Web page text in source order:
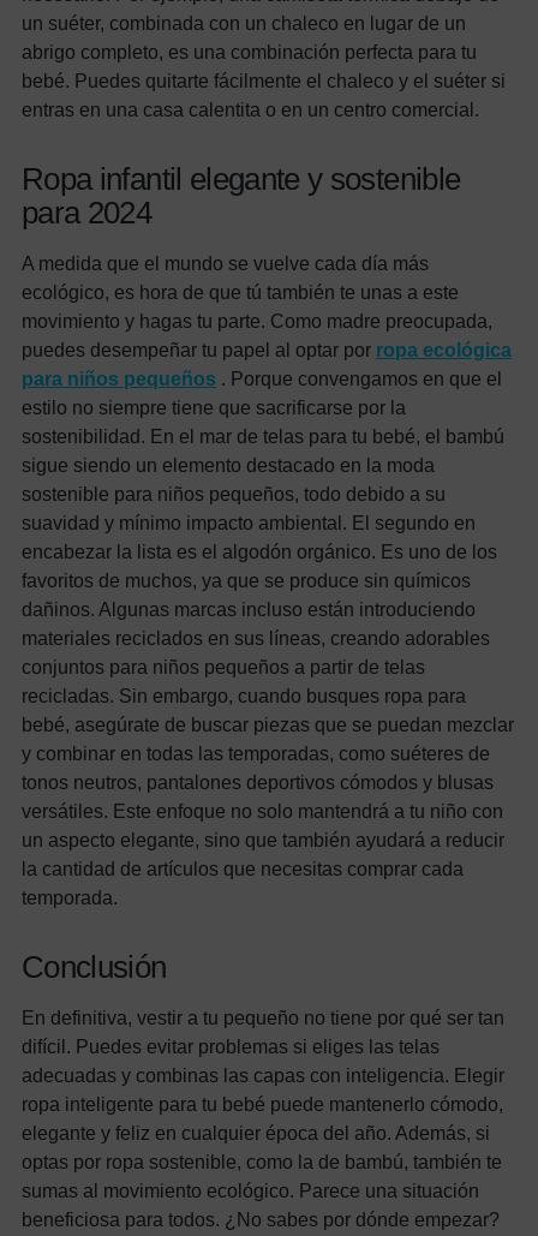
un suéter, combinada con un chaleco en lugar de un
abrigo completo, es una combinación perfecta para tu
bebé. Puedes quitarte fácilmente el chaleco y el suéter si
entras en una casa calentita o en un centro comercial.
Ropa infantil elegante y sostenible
para 2024
A medida que el mundo se vuelve cada día más
ecológico, es hora de que tú también te unas a este
movimiento y hagas tu parte. Como madre preocupada,
puedes desempeñar tu papel al optar por ropa ecológica
para niños pequeños . Porque convengamos en que el
estilo no siempre tiene que sacrificarse por la
sostenibilidad. En el mar de telas para tu bebé, el bambú
sigue siendo un elemento destacado en la moda
sostenible para niños pequeños, todo debido a su
suavidad y mínimo impacto ambiental. El segundo en
encabezar la lista es el algodón orgánico. Es uno de los
favoritos de muchos, ya que se produce sin químicos
dañinos. Algunas marcas incluso están introduciendo
materiales reciclados en sus líneas, creando adorables
conjuntos para niños pequeños a partir de telas
recicladas. Sin embargo, cuando busques ropa para
bebé, asegúrate de buscar piezas que se puedan mezclar
y combinar en todas las temporadas, como suéteres de
tonos neutros, pantalones deportivos cómodos y blusas
versátiles. Este enfoque no solo mantendrá a tu niño con
un aspecto elegante, sino que también ayudará a reducir
la cantidad de artículos que necesitas comprar cada
temporada.
Conclusión
En definitiva, vestir a tu pequeño no tiene por qué ser tan
difícil. Puedes evitar problemas si eliges las telas
adecuadas y combinas las capas con inteligencia. Elegir
ropa inteligente para tu bebé puede mantenerlo cómodo,
elegante y feliz en cualquier época del año. Además, si
optas por ropa sostenible, como la de bambú, también te
sumas al movimiento ecológico. Parece una situación
beneficiosa para todos. ¿No sabes por dónde empezar?